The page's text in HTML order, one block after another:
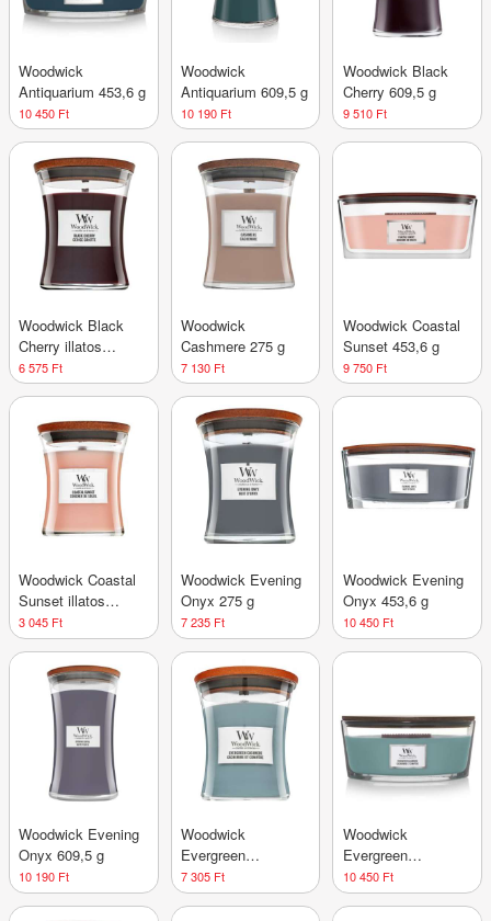
Woodwick
Antiquarium 453,6 g
10 450 Ft
Woodwick
Antiquarium 609,5 g
10 190 Ft
Woodwick Black
Cherry 609,5 g
9 510 Ft
Woodwick Black
Cherry illatos
gyertya 275 g
6 575 Ft
Woodwick
Cashmere 275 g
7 130 Ft
Woodwick Coastal
Sunset 453,6 g
9 750 Ft
Woodwick Coastal
Sunset illatos
gyertya 85 g
3 045 Ft
Woodwick Evening
Onyx 275 g
7 235 Ft
Woodwick Evening
Onyx 453,6 g
10 450 Ft
Woodwick Evening
Onyx 609,5 g
10 190 Ft
Woodwick
Evergreen
Cashmere 275 g
7 305 Ft
Woodwick
Evergreen
Cashmere 453,6 g
10 450 Ft